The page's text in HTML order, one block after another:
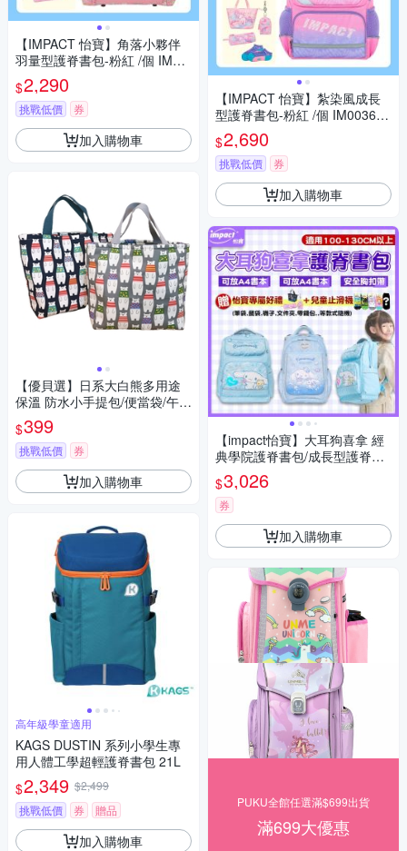
【IMPACT 怡寶】角落小夥伴
羽量型護脊書包-粉紅 /個 IMSG
601PK
$2,290
挑戰低價 券
加入購物車
【優貝選】日系大白熊多用途
保溫 防水小手提包/便當袋/午餐
提包(2色)
$399
挑戰低價 券
加入購物車
高年級學童適用
KAGS DUSTIN 系列小學生專
用人體工學超輕護脊書包 21L
$2,349 $2,499
挑戰低價
券 贈品
加入購物車
【IMPACT 怡寶】紮染風成長
型護脊書包-粉紅 /個 IM003691
PK
$2,690
挑戰低價 券
加入購物車
【impact怡寶】大耳狗喜拿 經
典學院護脊書包/成長型護脊書
包
$3,026
券
加入購物車
PUKU全館任選滿$699出貨
滿699大優惠